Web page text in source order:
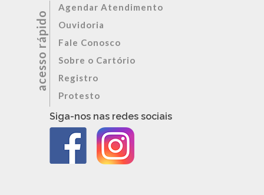
Agendar Atendimento
Ouvidoria
Fale Conosco
Sobre o Cartório
Registro
Protesto
Siga-nos nas redes sociais